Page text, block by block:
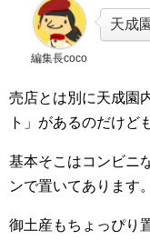
編集長coco
天成
売店とは別に天成園
ト」があるのだけど
基本そこはコンビニ
ンで置いてあります。
御土産もちょっぴり